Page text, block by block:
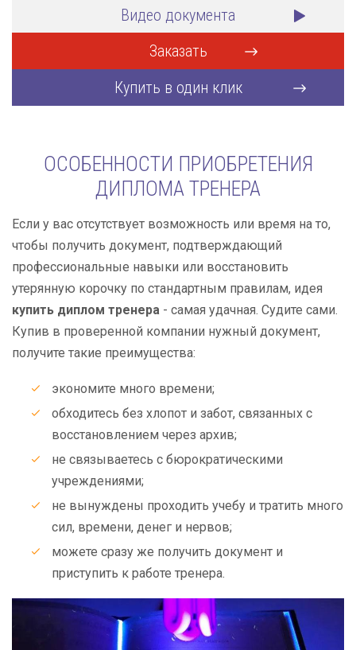
Видео документа
Заказать
Купить в один клик
ОСОБЕННОСТИ ПРИОБРЕТЕНИЯ
ДИПЛОМА ТРЕНЕРА
Если у вас отсутствует возможность или время на то,
чтобы получить документ, подтверждающий
профессиональные навыки или восстановить
утерянную корочку по стандартным правилам, идея
купить диплом тренера - самая удачная. Судите сами.
Купив в проверенной компании нужный документ,
получите такие преимущества:
экономите много времени;
обходитесь без хлопот и забот, связанных с
восстановлением через архив;
не связываетесь с бюрократическими
учреждениями;
не вынуждены проходить учебу и тратить много
сил, времени, денег и нервов;
можете сразу же получить документ и
приступить к работе тренера.